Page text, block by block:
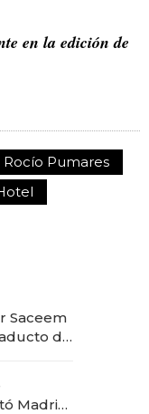
en la edición de
Rocío Pumares
Saceem
de
Madrid: